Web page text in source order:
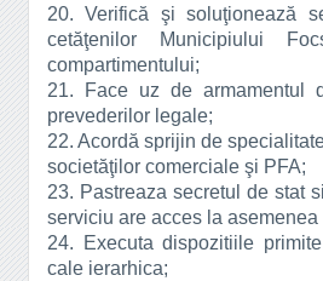
20. Verifică şi soluţionează
cetăţenilor Municipiului
compartimentului;
21. Face uz de armamentul
prevederilor legale;
22. Acordă sprijin de
societăţilor comerciale şi PFA;
23. Pastreaza secretul de stat
serviciu are acces la
24. Executa dispozitiile
cale ierarhica;